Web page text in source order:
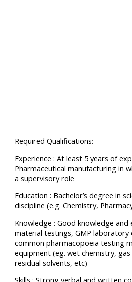
Required Qualifications:
Experience : At least 5 years of
Pharmaceutical manufacturing in
a supervisory role
Education : Bachelor’s degree in
discipline (e.g. Chemistry,
Knowledge : Good knowledge
material testings, GMP
common pharmacopoeia testing
equipment (eg. wet chemistry,
residual solvents, etc)